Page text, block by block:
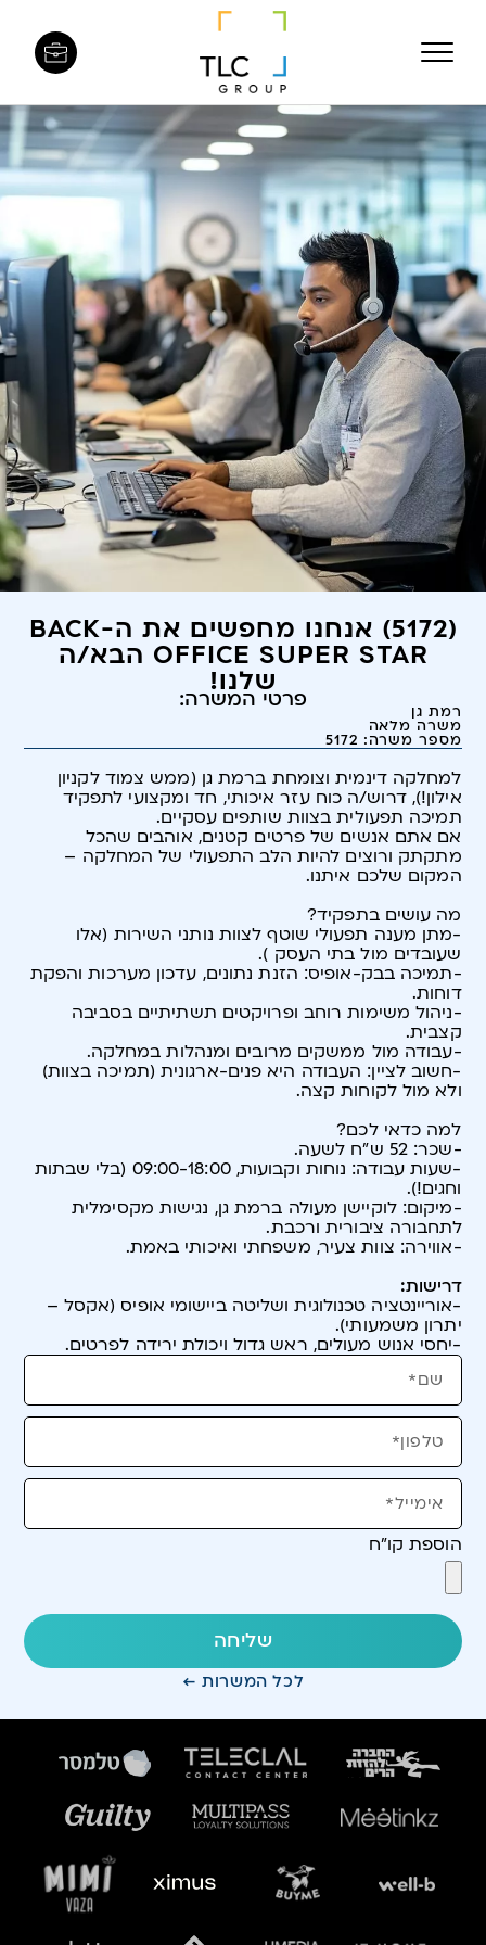
(5172) אנחנו מחפשים את ה-BACK
OFFICE SUPER STAR הבא/ה
שלנו!
פרטי המשרה: רמת גן
משרה מלאה
מספר משרה: 5172
למחלקה דינמית וצומחת ברמת גן (ממש צמוד לקניון
אילון!), דרוש/ה כוח עזר איכותי, חד ומקצועי לתפקיד
תמיכה תפעולית בצוות שותפים עסקיים.
אם אתם אנשים של פרטים קטנים, אוהבים שהכל
מתקתק ורוצים להיות הלב התפעולי של המחלקה –
המקום שלכם איתנו.
מה עושים בתפקיד?
-מתן מענה תפעולי שוטף לצוות נותני השירות (אלו
שעובדים מול בתי העסק ).
-תמיכה בבק-אופיס: הזנת נתונים, עדכון מערכות והפקת
דוחות.
-ניהול משימות רוחב ופרויקטים תשתיתיים בסביבה
קצבית.
-עבודה מול ממשקים מרובים ומנהלות במחלקה.
-חשוב לציין: העבודה היא פנים-ארגונית (תמיכה בצוות)
ולא מול לקוחות קצה.
למה כדאי לכם?
-שכר: 52 ש"ח לשעה.
-שעות עבודה: נוחות וקבועות, 09:00-18:00 (בלי שבתות
וחגים!).
-מיקום: לוקיישן מעולה ברמת גן, נגישות מקסימלית
לתחבורה ציבורית ורכבת.
-אווירה: צוות צעיר, משפחתי ואיכותי באמת.
דרישות:
-אוריינטציה טכנולוגית ושליטה ביישומי אופיס (אקסל –
יתרון משמעותי).
-יחסי אנוש מעולים, ראש גדול ויכולת ירידה לפרטים.
הוספת קו"ח
שליחה
לכל המשרות ←